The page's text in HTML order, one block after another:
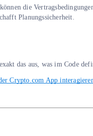
die
Planungssicherheit.
das aus, was im Code
Crypto.com App